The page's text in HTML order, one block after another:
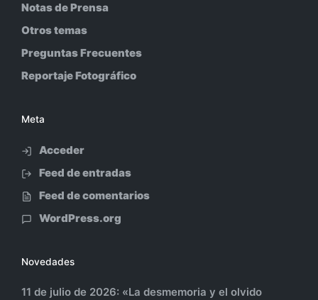
Notas de Prensa
Otros temas
Preguntas Frecuentes
Reportaje Fotográfico
Meta
Acceder
Feed de entradas
Feed de comentarios
WordPress.org
Novedades
11 de julio de 2026: «La desmemoria y el olvido